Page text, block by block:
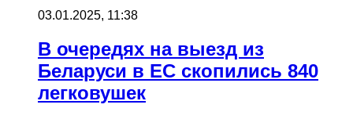
03.01.2025, 11:38
В очередях на выезд из
Беларуси в ЕС скопились 840
легковушек